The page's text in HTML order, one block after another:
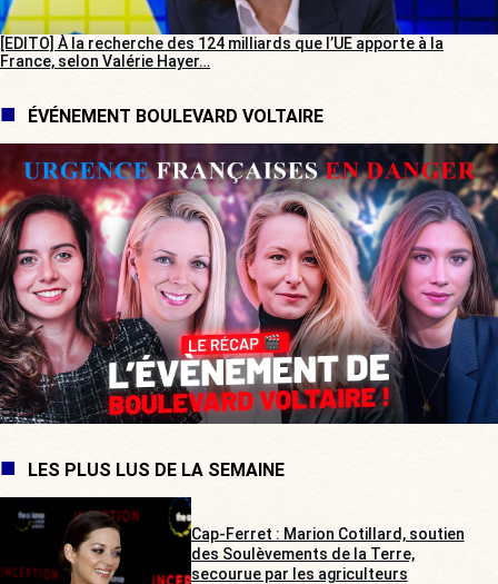
[EDITO] À la recherche des 124 milliards que l’UE apporte à la
France, selon Valérie Hayer…
ÉVÉNEMENT BOULEVARD VOLTAIRE
LES PLUS LUS DE LA SEMAINE
Cap-Ferret : Marion Cotillard, soutien
des Soulèvements de la Terre,
secourue par les agriculteurs